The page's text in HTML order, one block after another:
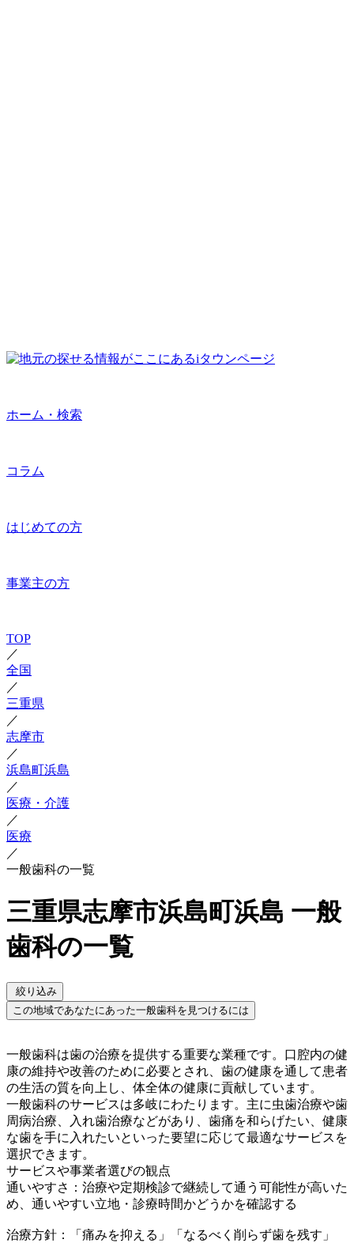
ホーム・検索
コラム
はじめての方
事業主の方
TOP
／
全国
／
三重県
／
志摩市
／
浜島町浜島
／
医療・介護
／
医療
／
一般歯科の一覧
三重県志摩市浜島町浜島 一般
歯科の一覧
絞り込み
この地域であなたにあった一般歯科を見つけるには
一般歯科は歯の治療を提供する重要な業種です。口腔内の健
康の維持や改善のために必要とされ、歯の健康を通して患者
の生活の質を向上し、体全体の健康に貢献しています。
一般歯科のサービスは多岐にわたります。主に虫歯治療や歯
周病治療、入れ歯治療などがあり、歯痛を和らげたい、健康
な歯を手に入れたいといった要望に応じて最適なサービスを
選択できます。
サービスや事業者選びの観点
通いやすさ：治療や定期検診で継続して通う可能性が高いた
め、通いやすい立地・診療時間かどうかを確認する
治療方針：「痛みを抑える」「なるべく削らず歯を残す」